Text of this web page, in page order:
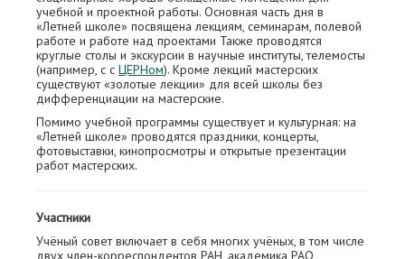
учебной и проектной работы. Основная часть дня в
«Летней школе» посвящена лекциям, семинарам, полевой
работе и работе над проектами Также проводятся
круглые столы и экскурсии в научные институты, телемосты
(например, с с ЦЕРНом). Кроме лекций мастерских
существуют «золотые лекции» для всей школы без
дифференциации на мастерские.
Помимо учебной программы существует и культурная: на
«Летней школе» проводятся праздники, концерты,
фотовыставки, кинопросмотры и открытые презентации
работ мастерских.
Участники
Учёный совет включает в себя многих учёных, в том числе
двух член-корреспондентов РАН, академика РАО,